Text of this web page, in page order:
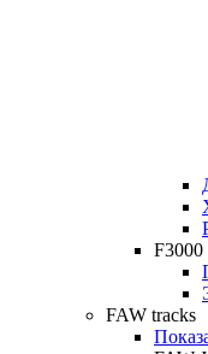
F3000
FAW tracks